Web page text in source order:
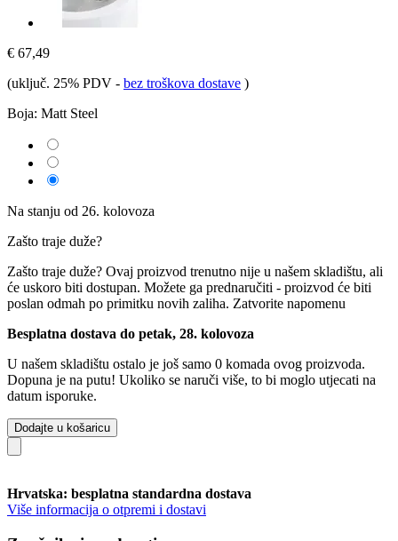
€ 67,49
(uključ. 25% PDV - bez troškova dostave )
Boja: Matt Steel
Na stanju od 26. kolovoza
Zašto traje duže?
Zašto traje duže? Ovaj proizvod trenutno nije u našem skladištu, ali
će uskoro biti dostupan. Možete ga prednaručiti - proizvod će biti
poslan odmah po primitku novih zaliha. Zatvorite napomenu
Besplatna dostava do petak, 28. kolovoza
U našem skladištu ostalo je još samo 0 komada ovog proizvoda.
Dopuna je na putu! Ukoliko se naruči više, to bi moglo utjecati na
datum isporuke.
Dodajte u košaricu
Hrvatska: besplatna standardna dostava
Više informacija o otpremi i dostavi